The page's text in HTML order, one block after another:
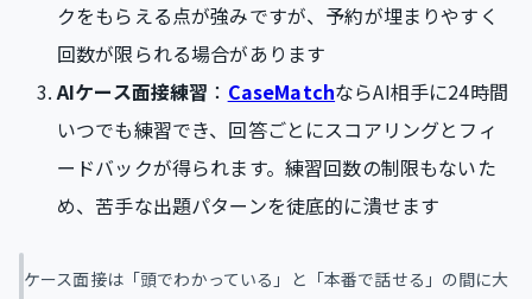
クをもらえる点が強みですが、予約が埋まりやすく
回数が限られる場合があります
AIケース面接練習 ： CaseMatchならAI相手に24時間
いつでも練習でき、回答ごとにスコアリングとフィ
ードバックが得られます。練習回数の制限もないた
め、苦手な出題パターンを徒底的に潰せます
ケース面接は「頭でわかっている」と「本番で話せる」の間に大